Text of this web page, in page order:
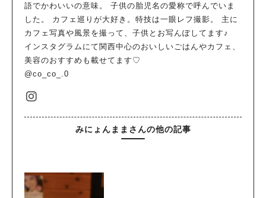
語でかわいいの意味。 子供の胎児名の愛称で呼んでいま
した。 カフェ巡りが大好き。特技は一眼レフ撮影。 主に
カフェ写真や風景を撮って、子供とお写んぽしてます♪
インスタグラムにて関西中心のおいしいごはんやカフェ、
美容のおすすめも載せてます♡
@co_co_.0
みにょんままさんの他の記事